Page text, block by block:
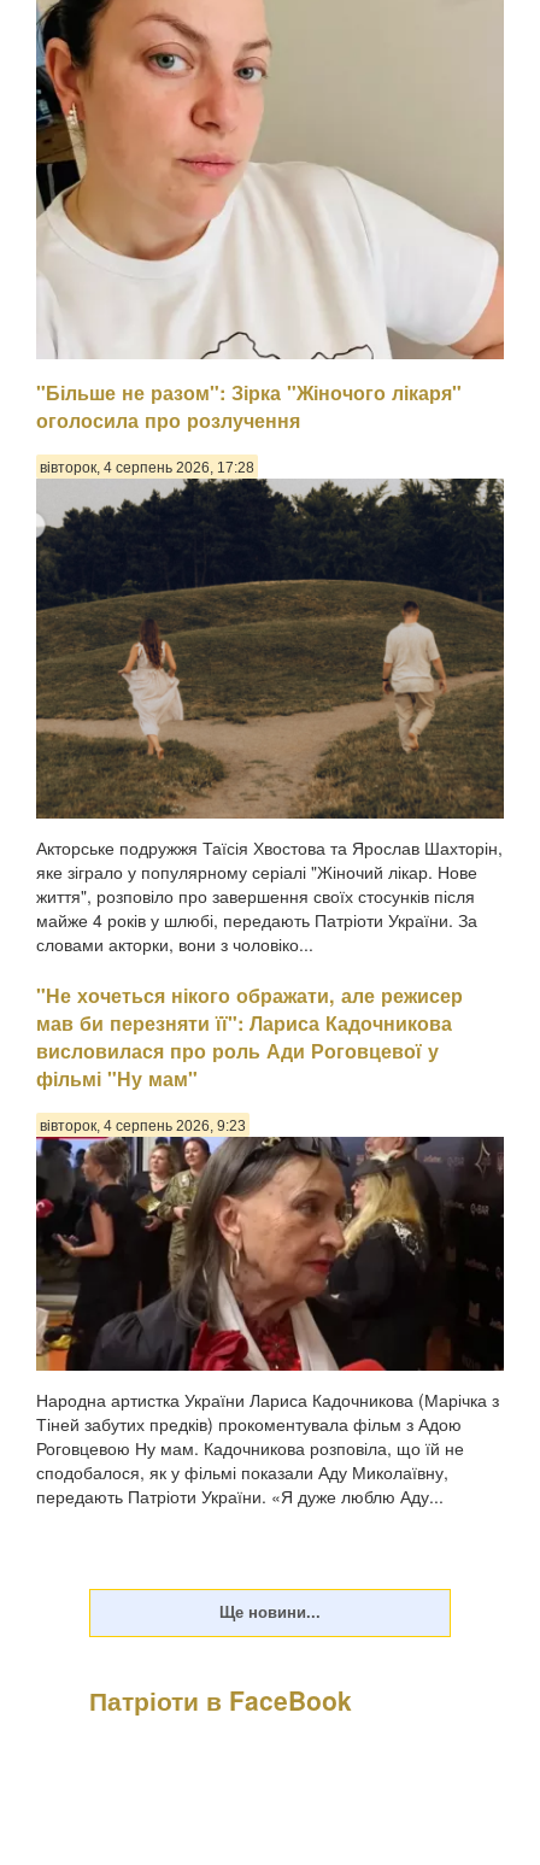
Психологиня Наталія Холоденко зізналася, що в
минулому зраджувала партнера, назвавши це помстою за
пережите у стосунках, а також заявила, що вдавалася до
фізичного насильства щодо чоловікаПро це Холоденко
розповіла в InstaStories, де відповідала на зап...
"Більше не разом": Зірка "Жіночого лікаря"
оголосила про розлучення
вівторок, 4 серпень 2026, 17:28
Акторське подружжя Таїсія Хвостова та Ярослав Шахторін,
яке зіграло у популярному серіалі "Жіночий лікар. Нове
життя", розповіло про завершення своїх стосунків після
майже 4 років у шлюбі, передають Патріоти України. За
словами акторки, вони з чоловіко...
"Не хочеться нікого ображати, але режисер
мав би перезняти її": Лариса Кадочникова
висловилася про роль Ади Роговцевої у
фільмі "Ну мам"
вівторок, 4 серпень 2026, 9:23
Народна артистка України Лариса Кадочникова (Марічка з
Тіней забутих предків) прокоментувала фільм з Адою
Роговцевою Ну мам. Кадочникова розповіла, що їй не
сподобалося, як у фільмі показали Аду Миколаївну,
передають Патріоти України. «Я дуже люблю Аду...
Патріоти в FaceBook